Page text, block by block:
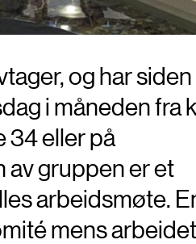
og har siden
i måneden fra
34 eller på
gruppen er et
arbeidsmøte.
mens arbeidet